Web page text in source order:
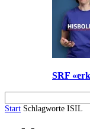
SRF
Start Schlagworte ISIL